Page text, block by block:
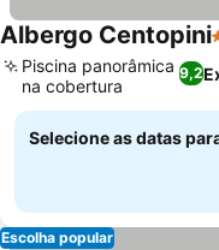
Albergo Centopini
9,2
Piscina panorâmica
na cobertura
Selecione as datas
Escolha popular